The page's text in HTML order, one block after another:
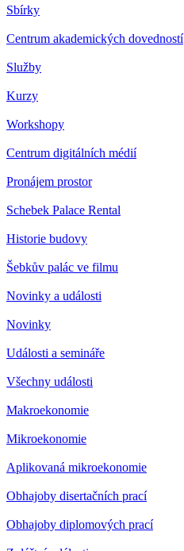
Sbírky
Centrum akademických dovedností
Služby
Kurzy
Workshopy
Centrum digitálních médií
Pronájem prostor
Schebek Palace Rental
Historie budovy
Šebkův palác ve filmu
Novinky a události
Novinky
Události a semináře
Všechny události
Makroekonomie
Mikroekonomie
Aplikovaná mikroekonomie
Obhajoby disertačních prací
Obhajoby diplomových prací